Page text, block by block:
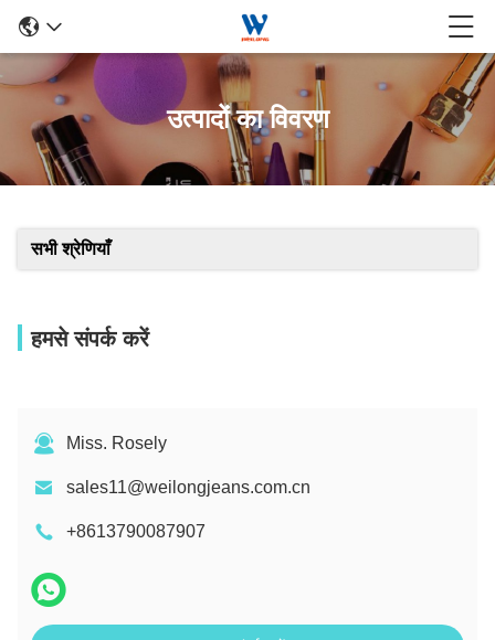
उत्पादों का विवरण
सभी श्रेणियाँ
हमसे संपर्क करें
Miss. Rosely
sales11@weilongjeans.com.cn
+8613790087907